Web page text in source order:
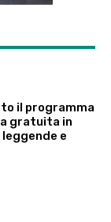
il programma
gratuita in
e